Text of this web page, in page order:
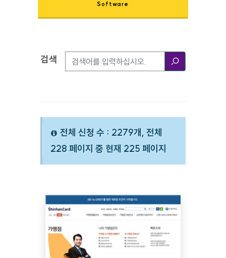
Software
검색옵션
검색
전체 신청 수 : 2279개, 전체
228 페이지 중 현재 225 페이지